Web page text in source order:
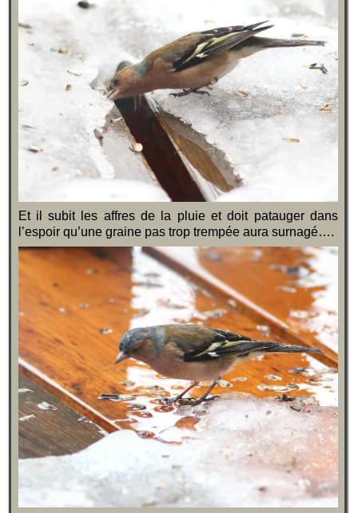
Et il subit les affres de la pluie et doit patauger dans
l’espoir qu’une graine pas trop trempée aura surnagé….